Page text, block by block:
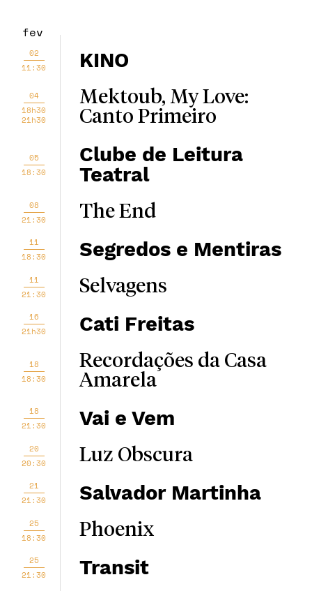
fev
02
11:30
KINO
04
18h30
21h30
Mektoub, My Love:
Canto Primeiro
05
18:30
Clube de Leitura
Teatral
08
21:30
The End
11
18:30
Segredos e Mentiras
11
21:30
Selvagens
16
21h30
Cati Freitas
18
18:30
Recordações da Casa
Amarela
18
21:30
Vai e Vem
20
20:30
Luz Obscura
21
21:30
Salvador Martinha
25
18:30
Phoenix
25
21:30
Transit